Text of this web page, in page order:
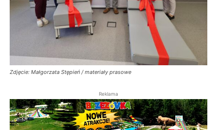
Zdjęcie: Małgorzata Stępień / materiały prasowe
Reklama